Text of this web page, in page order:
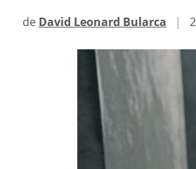
de David Leonard Bularca |